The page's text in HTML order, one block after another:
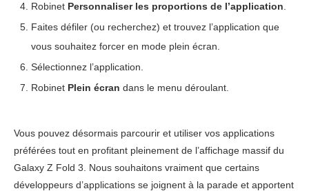
Robinet Personnaliser les proportions de l’application
Faites défiler (ou recherchez) et trouvez l’application que
vous souhaitez forcer en mode plein écran.
Sélectionnez l’application.
Robinet Plein écran dans le menu déroulant.
Vous pouvez désormais parcourir et utiliser vos applications
préférées tout en profitant pleinement de l’affichage massif du
Galaxy Z Fold 3. Nous souhaitons vraiment que certains
développeurs d’applications se joignent à la parade et apportent